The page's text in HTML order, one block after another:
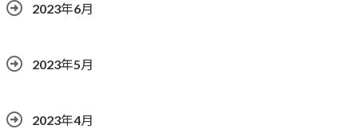
2023年6月
2023年5月
2023年4月